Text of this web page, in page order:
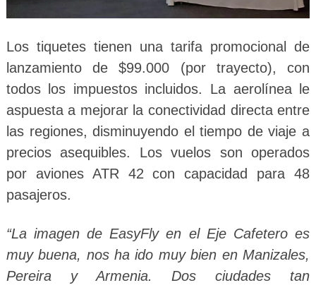
Los tiquetes tienen una tarifa promocional de
lanzamiento de $99.000 (por trayecto), con
todos los impuestos incluidos. La aerolínea le
aspuesta a mejorar la conectividad directa entre
las regiones, disminuyendo el tiempo de viaje a
precios asequibles. Los vuelos son operados
por aviones ATR 42 con capacidad para 48
pasajeros.
“La imagen de EasyFly en el Eje Cafetero es
muy buena, nos ha ido muy bien en Manizales,
Pereira y Armenia. Dos ciudades tan